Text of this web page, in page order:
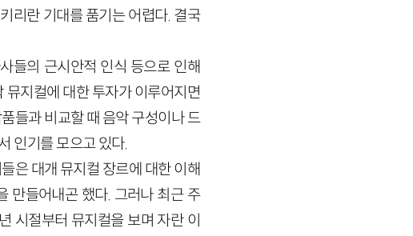
리란 기대를 품기는 어렵다. 결국
들의 근시안적 인식 등으로 인해
지컬에 대한 투자가 이루어지면
들과 비교할 때 음악 구성이나 드
인기를 모으고 있다.
은 대개 뮤지컬 장르에 대한 이해
만들어내곤 했다. 그러나 최근 주
시절부터 뮤지컬을 보며 자란 이